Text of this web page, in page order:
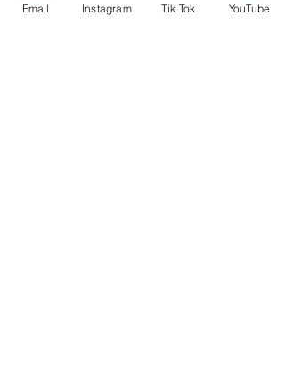
Email Instagram Tik Tok YouTube